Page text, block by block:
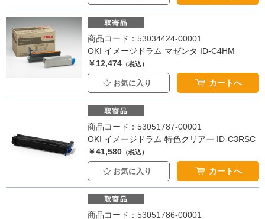
商品コード：53034424-00001
OKI イメージドラム マゼンタ ID-C4HM
￥12,474 （税込）
お気に入り カートへ
商品コード：53051787-00001
OKI イメージドラム 特色クリアー ID-C3RSC
￥41,580 （税込）
お気に入り カートへ
商品コード：53051786-00001